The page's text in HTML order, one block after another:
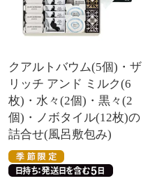
クアルトバウム(5個)・ザ
リッチ アンド ミルク(6
枚)・水々(2個)・黒々(2
個)・ノボタイル(12枚)の
詰合せ(風呂敷包み)